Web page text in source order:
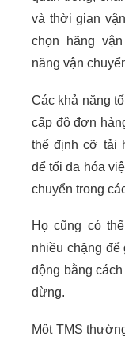
và thời gian
chọn hãng
năng vận
Các khả năng
cấp độ đơn
thể định cỡ tải
để tối đa hóa
chuyển trong
Họ cũng có
nhiều chặng
động bằng
dừng.
Một TMS